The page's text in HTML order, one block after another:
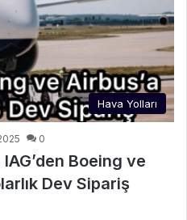
Hava Yolları
0
Boeing ve
Dev Sipariş